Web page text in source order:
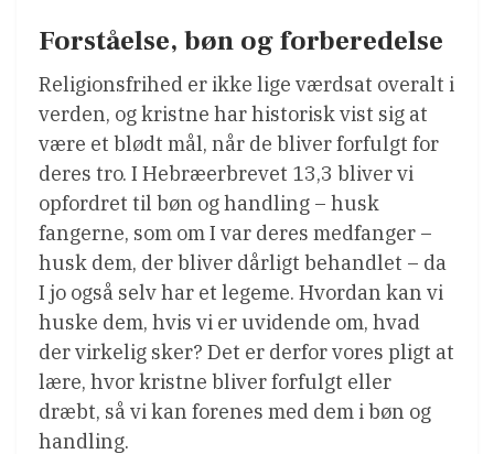
Forståelse, bøn og forberedelse
Religionsfrihed er ikke lige værdsat overalt i
verden, og kristne har historisk vist sig at
være et blødt mål, når de bliver forfulgt for
deres tro. I Hebræerbrevet 13,3 bliver vi
opfordret til bøn og handling – husk
fangerne, som om I var deres medfanger –
husk dem, der bliver dårligt behandlet – da
I jo også selv har et legeme. Hvordan kan vi
huske dem, hvis vi er uvidende om, hvad
der virkelig sker? Det er derfor vores pligt at
lære, hvor kristne bliver forfulgt eller
dræbt, så vi kan forenes med dem i bøn og
handling.